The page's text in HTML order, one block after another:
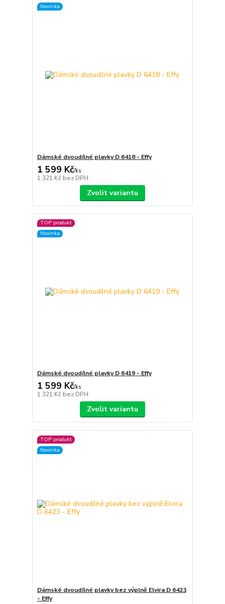
Novinka
Dámské dvoudílné plavky D 6418 - Effy
1 599 Kč/ks
1 321 Kč bez DPH
Zvolit variantu
TOP produkt
Novinka
Dámské dvoudílné plavky D 6419 - Effy
1 599 Kč/ks
1 321 Kč bez DPH
Zvolit variantu
TOP produkt
Novinka
Dámské dvoudílné plavky bez výplně Elvira D 6423
- Effy